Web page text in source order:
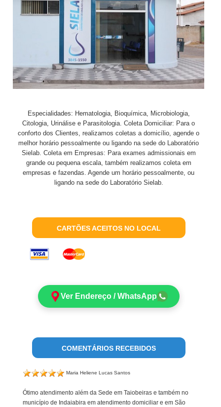
Especialidades: Hematologia, Bioquímica, Microbiologia,
Citologia, Urinálise e Parasitologia. Coleta Domiciliar: Para o
conforto dos Clientes, realizamos coletas a domicílio, agende o
melhor horário pessoalmente ou ligando na sede do Laboratório
Sielab. Coleta em Empresas: Para exames admissionais em
grande ou pequena escala, também realizamos coleta em
empresas e fazendas. Agende um horário pessoalmente, ou
ligando na sede do Laboratório Sielab.
CARTÕES ACEITOS NO LOCAL
Ver Endereço / WhatsApp
COMENTÁRIOS RECEBIDOS
Maria Heliene Lucas Santos
Ótimo atendimento além da Sede em Taiobeiras e também no
município de Indaiabira em atendimento domiciliar e em São